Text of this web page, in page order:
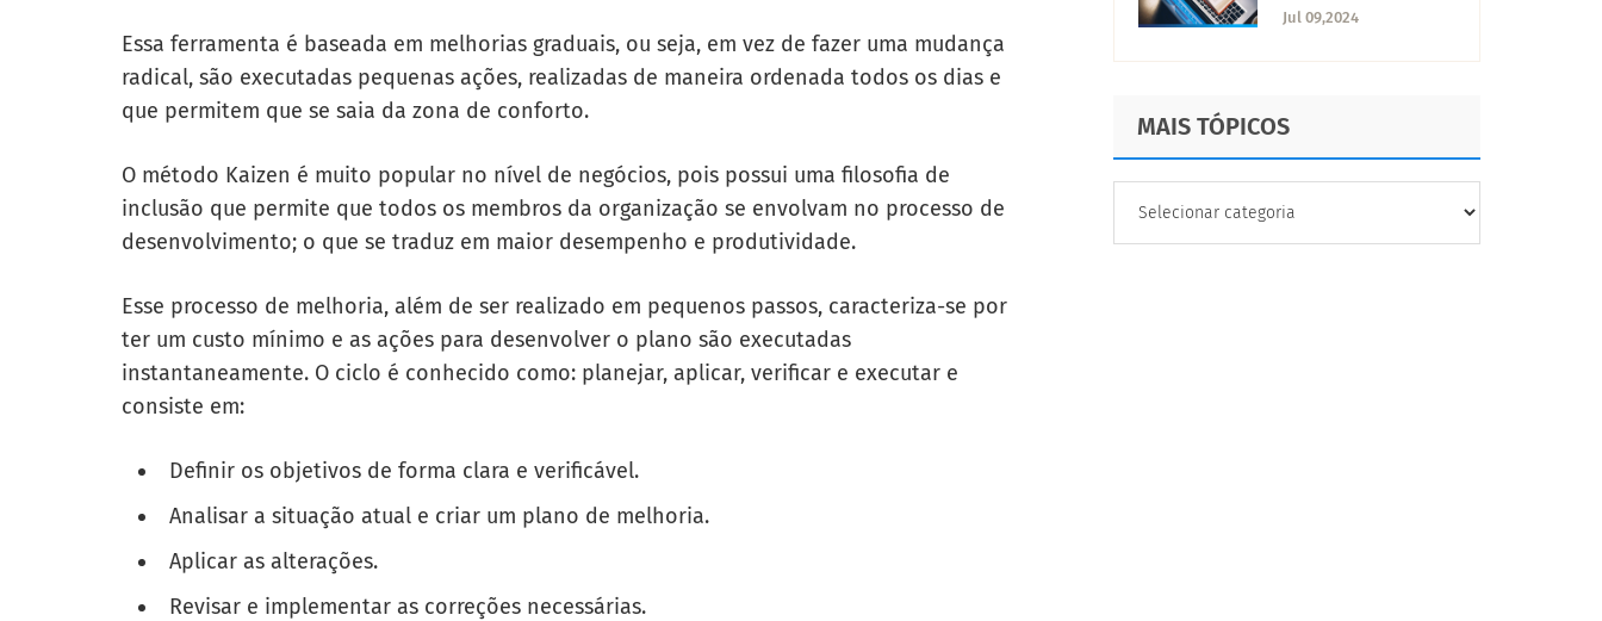
Essa ferramenta é baseada em melhorias graduais, ou seja, em vez de fazer uma mudança
radical, são executadas pequenas ações, realizadas de maneira ordenada todos os dias e
que permitem que se saia da zona de conforto.
O método Kaizen é muito popular no nível de negócios, pois possui uma filosofia de
inclusão que permite que todos os membros da organização se envolvam no processo de
desenvolvimento; o que se traduz em maior desempenho e produtividade.
Esse processo de melhoria, além de ser realizado em pequenos passos, caracteriza-se por
ter um custo mínimo e as ações para desenvolver o plano são executadas
instantaneamente. O ciclo é conhecido como: planejar, aplicar, verificar e executar e
consiste em:
Definir os objetivos de forma clara e verificável.
Analisar a situação atual e criar um plano de melhoria.
Aplicar as alterações.
Revisar e implementar as correções necessárias.
secundária?
Jul 09,2024
MAIS TÓPICOS
TÓPICOS